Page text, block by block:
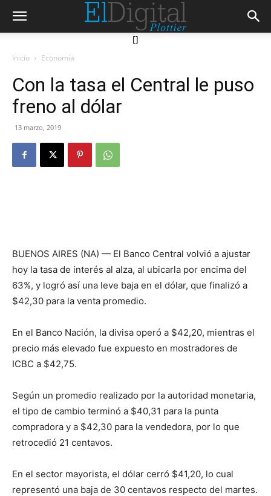
[]
Inicio Economía
Con la tasa el Central le puso
freno al dólar
13 marzo, 2019
BUENOS AIRES (NA) — El Banco Central volvió a ajustar
hoy la tasa de interés al alza, al ubicarla por encima del
63%, y logró así una leve baja en el dólar, que finalizó a
$42,30 para la venta promedio.
En el Banco Nación, la divisa operó a $42,20, mientras el
precio más elevado fue expuesto en mostradores de
ICBC a $42,75.
Según un promedio realizado por la autoridad monetaria,
el tipo de cambio terminó a $40,31 para la punta
compradora y a $42,30 para la vendedora, por lo que
retrocedió 21 centavos.
En el sector mayorista, el dólar cerró $41,20, lo cual
representó una baja de 30 centavos respecto del martes.